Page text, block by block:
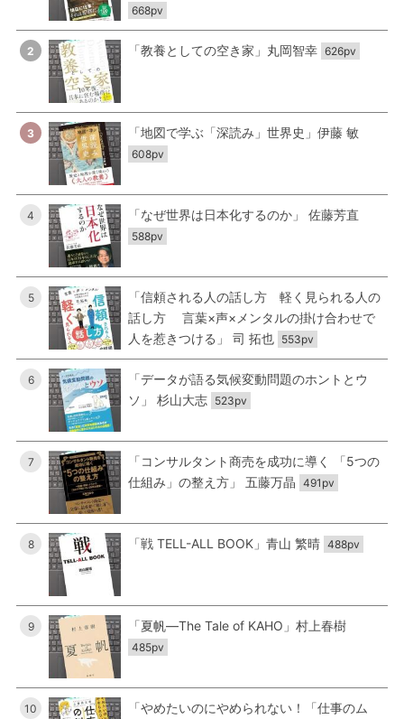
668pv
2 「教養としての空き家」丸岡智幸 626pv
3 「地図で学ぶ「深読み」世界史」伊藤 敏
608pv
4 「なぜ世界は日本化するのか」 佐藤芳直
588pv
5
「信頼される人の話し方 軽く見られる人の
話し方 言葉×声×メンタルの掛け合わせで
人を惹きつける」 司 拓也 553pv
6
「データが語る気候変動問題のホントとウ
ソ」 杉山大志 523pv
7
「コンサルタント商売を成功に導く 「5つの
仕組み」の整え方」 五藤万晶 491pv
8 「戦 TELL-ALL BOOK」青山 繁晴 488pv
9 「夏帆―The Tale of KAHO」村上春樹
485pv
10
「やめたいのにやめられない！「仕事のム